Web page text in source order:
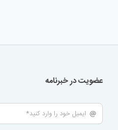
عضویت در خبرنامه